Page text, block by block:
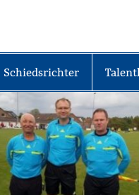
Schiedsrichter